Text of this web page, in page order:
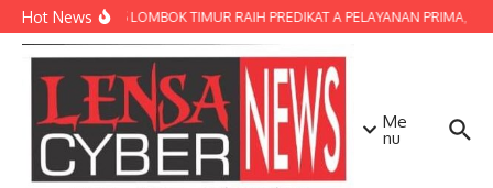
Lewati ke konten
Hot NewsPOLRES LOMBOK TIMUR RAIH PREDIKAT A PELAYANAN PRIMA,
Me
nu